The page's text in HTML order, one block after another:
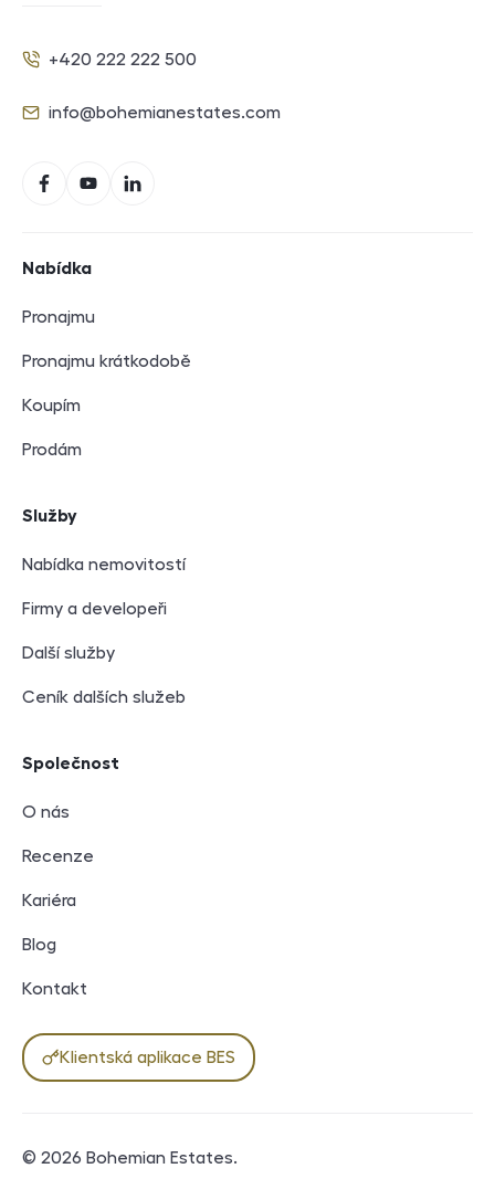
Telefon
+420 222 222 500
E-mail
info@bohemianestates.com
FacebookYouTubeLinkedIn
Nabídka
Pronajmu
Pronajmu krátkodobě
Koupím
Prodám
Služby
Nabídka nemovitostí
Firmy a developeři
Další služby
Ceník dalších služeb
Společnost
O nás
Recenze
Kariéra
Blog
Kontakt
Klientská aplikace BES
© 2026 Bohemian Estates.